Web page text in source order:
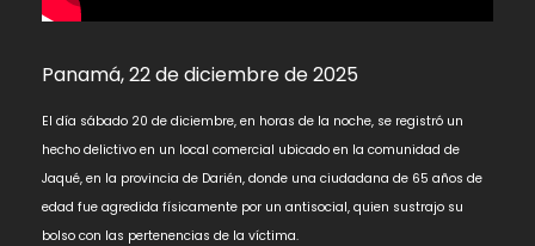
Panamá, 22 de diciembre de 2025
El día sábado 20 de diciembre, en horas de la noche, se registró un
hecho delictivo en un local comercial ubicado en la comunidad de
Jaqué, en la provincia de Darién, donde una ciudadana de 65 años de
edad fue agredida físicamente por un antisocial, quien sustrajo su
bolso con las pertenencias de la víctima.